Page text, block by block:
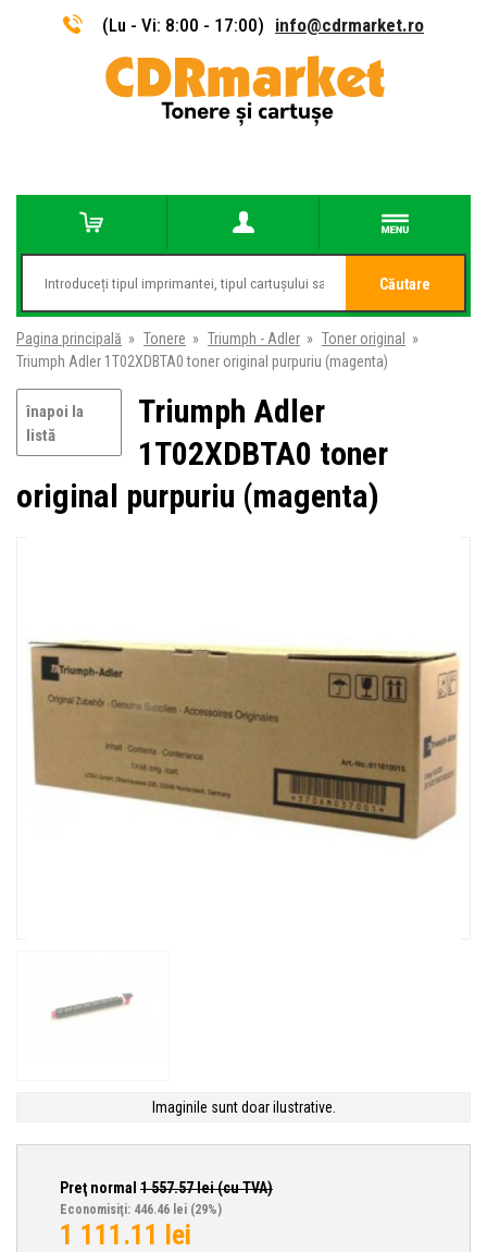
(Lu - Vi: 8:00 - 17:00) info@cdrmarket.ro
Căutare
Pagina principală » Tonere » Triumph - Adler » Toner original
»
Triumph Adler 1T02XDBTA0 toner original purpuriu (magenta)
înapoi la
listă
Triumph Adler
1T02XDBTA0 toner
original purpuriu (magenta)
Imaginile sunt doar ilustrative.
Preţ normal 1 557.57lei (cu TVA)
Economisiţi: 446.46 lei (29%)
1 111.11 lei